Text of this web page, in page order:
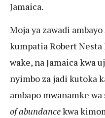
Jamaica.
Moja ya zawadi
kumpatia Robert
wake, na Jamaica kwa
nyimbo za jadi kutoka
ambapo mwanamke wa
of abundancekwa